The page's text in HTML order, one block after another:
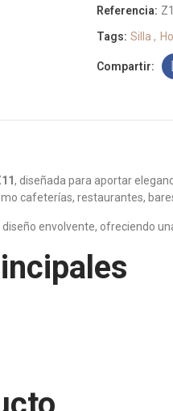
Referencia:
Tags: Silla
, diseñada para aportar
cafeterías, restaurantes,
envolvente, ofreciendo